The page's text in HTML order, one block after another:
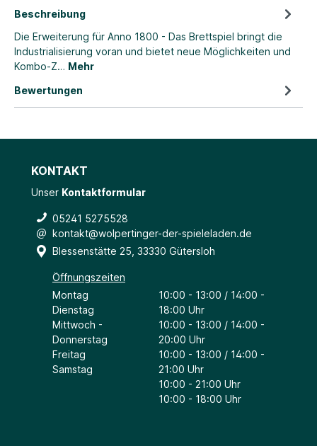
Beschreibung
Die Erweiterung für Anno 1800 - Das Brettspiel bringt die
Industrialisierung voran und bietet neue Möglichkeiten und
Kombo-Z… Mehr
Bewertungen
KONTAKT
Unser Kontaktformular
05241 5275528
kontakt@wolpertinger-der-spieleladen.de
Blessenstätte 25, 33330 Gütersloh
Öffnungszeiten
Montag
Dienstag
Mittwoch -
Donnerstag
Freitag
Samstag
10:00 - 13:00 / 14:00 -
18:00 Uhr
10:00 - 13:00 / 14:00 -
20:00 Uhr
10:00 - 13:00 / 14:00 -
21:00 Uhr
10:00 - 21:00 Uhr
10:00 - 18:00 Uhr